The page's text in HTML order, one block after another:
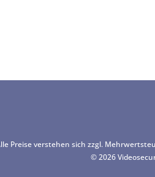
Preise verstehen sich zzgl.
© 2026